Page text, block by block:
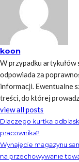
koon
W przypadku
odpowiada za
informacji. Ewentualne
treści, do której
view all posts
Dlaczego kurtka
pracownika?
Wynajęcie magazynu
na przechowywanie